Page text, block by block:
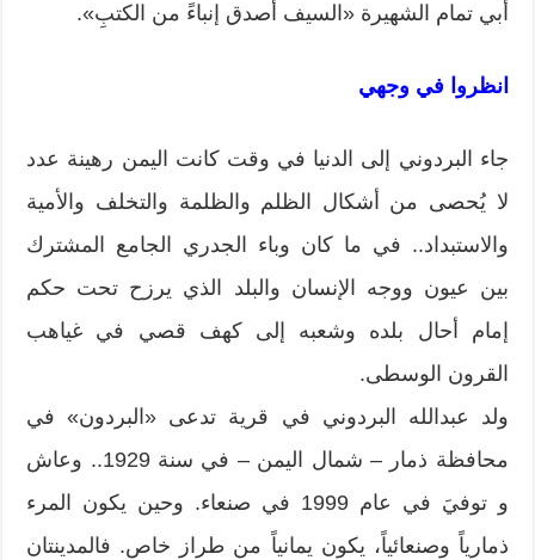
أبي تمام الشهيرة «السيف أصدق إنباءً من الكتبِ».
انظروا في وجهي
جاء البردوني إلى الدنيا في وقت كانت اليمن رهينة عدد
لا يُحصى من أشكال الظلم والظلمة والتخلف والأمية
والاستبداد.. في ما كان وباء الجدري الجامع المشترك
بين عيون ووجه الإنسان والبلد الذي يرزح تحت حكم
إمام أحال بلده وشعبه إلى كهف قصي في غياهب
القرون الوسطى.
ولد عبدالله البردوني في قرية تدعى «البردون» في
محافظة ذمار – شمال اليمن – في سنة 1929.. وعاش
و توفيَ في عام 1999 في صنعاء. وحين يكون المرء
ذمارياً وصنعائياً، يكون يمانياً من طراز خاص. فالمدينتان